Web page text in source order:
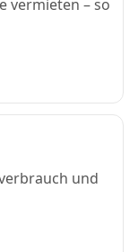
vermieten – so
und